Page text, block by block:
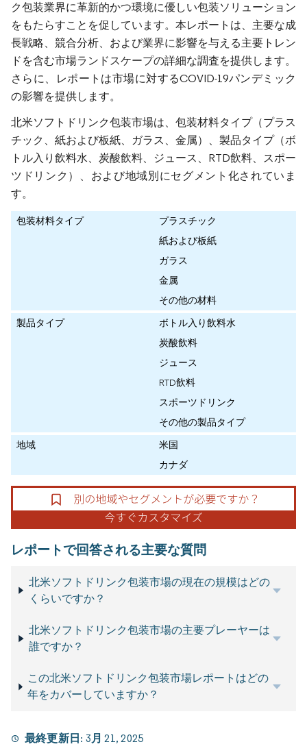
ク包装業界に革新的かつ環境に優しい包装ソリューション
をもたらすことを促しています。本レポートは、主要な成
長戦略、競合分析、および業界に影響を与える主要トレン
ドを含む市場ランドスケープの詳細な調査を提供します。
さらに、レポートは市場に対するCOVID-19パンデミック
の影響を提供します。
北米ソフトドリンク包装市場は、包装材料タイプ（プラス
チック、紙および板紙、ガラス、金属）、製品タイプ（ボ
トル入り飲料水、炭酸飲料、ジュース、RTD飲料、スポー
ツドリンク）、および地域別にセグメント化されていま
す。
包装材料タイプ
プラスチック
紙および板紙
ガラス
金属
その他の材料
製品タイプ
ボトル入り飲料水
炭酸飲料
ジュース
RTD飲料
スポーツドリンク
その他の製品タイプ
地域
米国
カナダ
レポートで回答される主要な質問
北米ソフトドリンク包装市場の現在の規模はどの
くらいですか？
北米ソフトドリンク包装市場の主要プレーヤーは
誰ですか？
この北米ソフトドリンク包装市場レポートはどの
年をカバーしていますか？
最終更新日: 3月 21, 2025